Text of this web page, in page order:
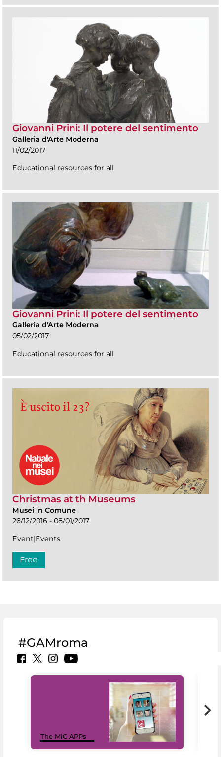
Giovanni Prini: Il potere del sentimento
Galleria d'Arte Moderna
11/02/2017
Educational resources for all
Giovanni Prini: Il potere del sentimento
Galleria d'Arte Moderna
05/02/2017
Educational resources for all
Christmas at th Museums
Musei in Comune
26/12/2016 - 08/01/2017
Event|Events
Free
#GAMroma
The MiC APPs